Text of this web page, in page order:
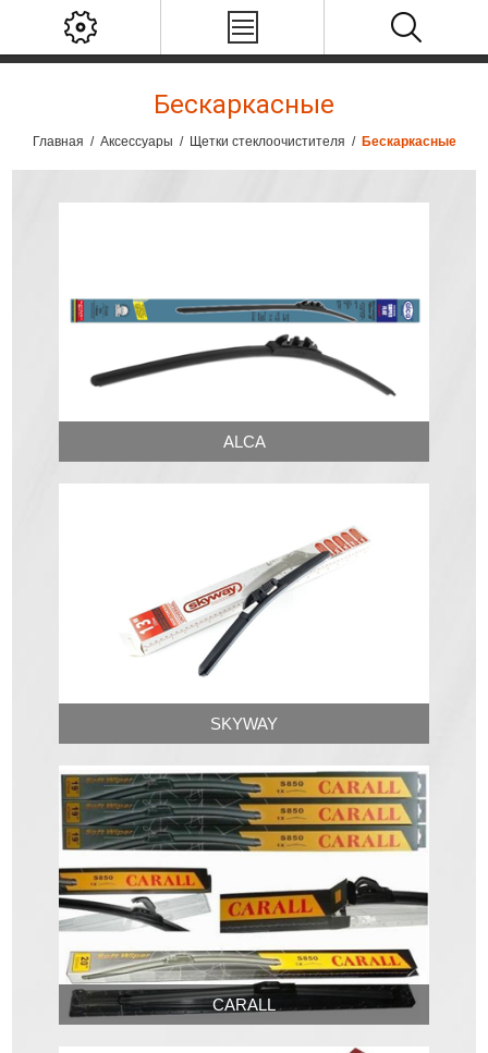
Бескаркасные
Главная / Аксессуары / Щетки стеклоочистителя / Бескаркасные
ALCA
SKYWAY
CARALL